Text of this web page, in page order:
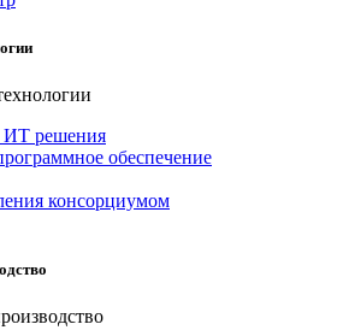
ИТ решения
обеспечение
консорциумом